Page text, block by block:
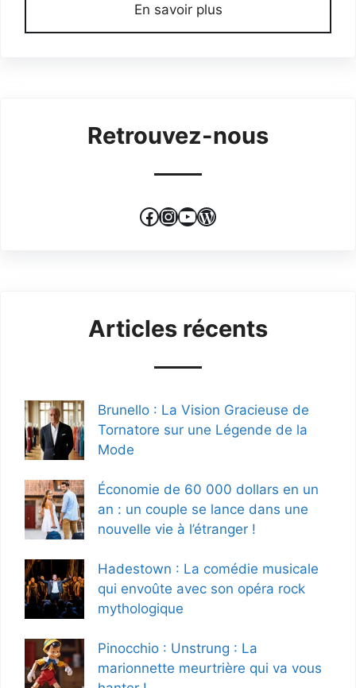
En savoir plus
Retrouvez-nous
Facebook
Instagram
YouTube
WordPress
Articles récents
Brunello : La Vision Gracieuse de
Tornatore sur une Légende de la
Mode
Économie de 60 000 dollars en un
an : un couple se lance dans une
nouvelle vie à l’étranger !
Hadestown : La comédie musicale
qui envoûte avec son opéra rock
mythologique
Pinocchio : Unstrung : La
marionnette meurtrière qui va vous